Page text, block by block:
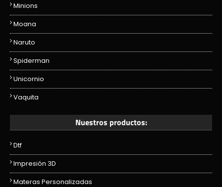
Minions
Moana
Naruto
Spiderman
Unicornio
Vaquita
Nuestros productos:
Dtf
Impresión 3D
Materas Personalizadas